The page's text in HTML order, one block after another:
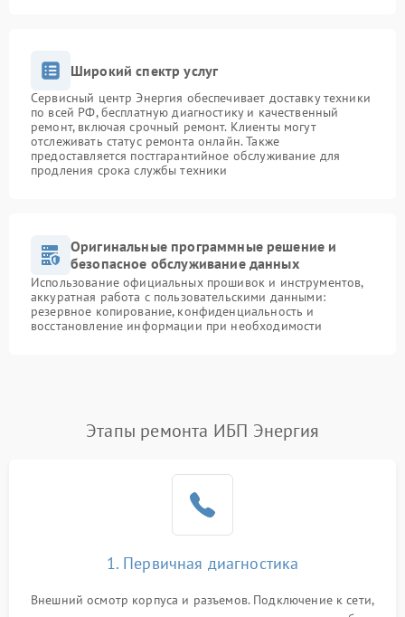
Широкий спектр услуг
Сервисный центр Энергия обеспечивает доставку техники
по всей РФ, бесплатную диагностику и качественный
ремонт, включая срочный ремонт. Клиенты могут
отслеживать статус ремонта онлайн. Также
предоставляется постгарантийное обслуживание для
продления срока службы техники
Оригинальные программные решение и
безопасное обслуживание данных
Использование официальных прошивок и инструментов,
аккуратная работа с пользовательскими данными:
резервное копирование, конфиденциальность и
восстановление информации при необходимости
Этапы ремонта ИБП Энергия
1. Первичная диагностика
Внешний осмотр корпуса и разъемов. Подключение к сети,